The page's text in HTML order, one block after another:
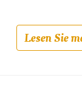
Lesen Sie